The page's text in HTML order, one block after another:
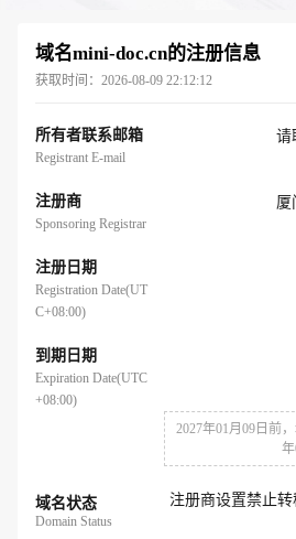
域名mini-doc.cn的注册信息
获取时间： 2026-08-09 22:12:12
所有者联系邮箱
Registrant E-mail
请
注册商
Sponsoring Registrar
厦
注册日期
Registration Date(UT
C+08:00)
到期日期
Expiration Date(UTC
+08:00)
2027年01月09日前
域名状态
Domain Status
注册商设置禁止转